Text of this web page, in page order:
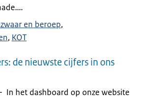
en beroep
KOT
de nieuwste cijfers in ons
- In het dashboard op onze website